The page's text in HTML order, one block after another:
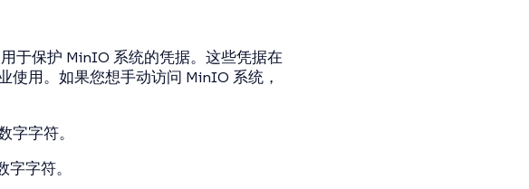
于保护 MinIO 系统的凭据。这些凭据在
用。如果您想手动访问 MinIO 系统，
字字符。
字字符。